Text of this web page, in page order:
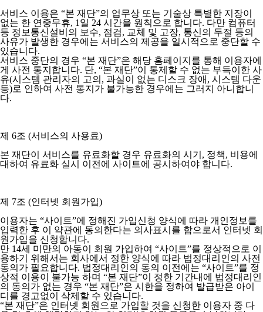
서비스 이용은 “본 재단”의 업무상 또는 기술상 특별한 지장이
없는 한 연중무휴, 1일 24 시간을 원칙으로 합니다. 다만 컴퓨터
등 정보통신설비의 보수, 점검, 교체 및 고장, 통신의 두절 등의
사유가 발생한 경우에는 서비스의 제공을 일시적으로 중단할 수
있습니다.
서비스 중단의 경우 “본 재단”은 해당 홈페이지를 통해 이용자에
게 사전 통지합니다. 단, “본 재단”이 통제할 수 없는 부득이한 사
유(시스템 관리자의 고의, 과실이 없는 디스크 장애, 시스템 다운
등)로 인하여 사전 통지가 불가능한 경우에는 그러지 아니합니
다.
제 6조 (서비스의 사용료)
본 재단이 서비스를 유료화할 경우 유료화의 시기, 정책, 비용에
대하여 유료화 실시 이전에 사이트에 공시하여야 합니다.
제 7조 (인터넷 회원가입)
이용자는 “사이트”에 정해진 가입신청 양식에 따라 개인정보를
입력한 후 이 약관에 동의한다는 의사표시를 함으로서 인터넷 회
원가입을 신청합니다.
만 14세 미만의 아동이 회원 가입하여 “사이트”를 정상적으로 이
용하기 위해서는 회사에서 정한 양식에 따라 법정대리인의 사전
동의가 필요합니다. 법정대리인의 동의 이전에는 “사이트”를 정
상적 이용이 불가능 하며 “본 재단”이 정한 기간내에 법정대리인
의 동의가 없는 경우 “본 재단”은 시한을 정하여 발급받은 아이
디를 경고없이 삭제할 수 있습니다.
“본 재단”은 인터넷 회원으로 가입할 것을 신청한 이용자 중 다